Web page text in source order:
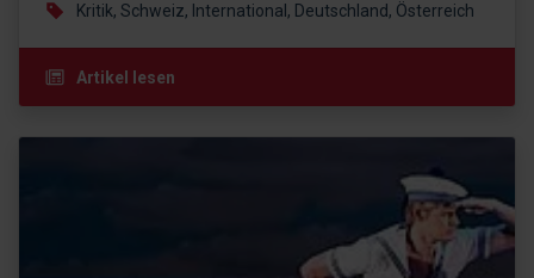
Kritik, Schweiz, International, Deutschland, Österreich
Artikel lesen